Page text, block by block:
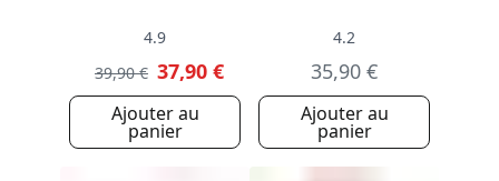
4.9
39,90 € 37,90 €
Ajouter au
panier
4.2
35,90 €
Ajouter au
panier